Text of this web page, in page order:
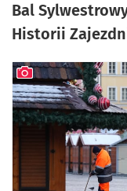
Bal
Historii